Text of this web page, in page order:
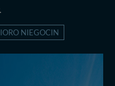
NIEGOCIN